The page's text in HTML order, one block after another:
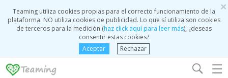
×
Teaming utiliza cookies propias para el correcto funcionamiento de la
plataforma. NO utiliza cookies de publicidad. Lo que sí utiliza son cookies
de terceros para la medición (haz click aquí para leer más), ¿deseas
consentir estas cookies?
Aceptar
Rechazar
☰